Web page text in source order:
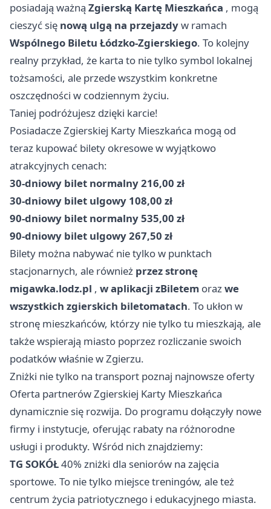
posiadają ważną Zgierską Kartę Mieszkańca , mogą
cieszyć się nową ulgą na przejazdyw ramach
Wspólnego Biletu Łódzko-Zgierskiego. To kolejny
realny przykład, że karta to nie tylko symbol lokalnej
tożsamości, ale przede wszystkim konkretne
oszczędności w codziennym życiu.
Taniej podróżujesz dzięki karcie!
Posiadacze Zgierskiej Karty Mieszkańca mogą od
teraz kupować bilety okresowe w wyjątkowo
atrakcyjnych cenach:
30-dniowy bilet normalny216,00 zł
30-dniowy bilet ulgowy 108,00 zł
90-dniowy bilet normalny535,00 zł
90-dniowy bilet ulgowy267,50 zł
Bilety można nabywać nie tylko w punktach
stacjonarnych, ale również przez stronę
migawka.lodz.pl , w aplikacji zBiletem orazwe
wszystkich zgierskich biletomatach. To ukłon w
stronę mieszkańców, którzy nie tylko tu mieszkają, ale
także wspierają miasto poprzez rozliczanie swoich
podatków właśnie w Zgierzu.
Zniżki nie tylko na transport poznaj najnowsze oferty
Oferta partnerów Zgierskiej Karty Mieszkańca
dynamicznie się rozwija. Do programu dołączyły nowe
firmy i instytucje, oferując rabaty na różnorodne
usługi i produkty. Wśród nich znajdziemy:
TG SOKÓŁ40% zniżki dla seniorów na zajęcia
sportowe. To nie tylko miejsce treningów, ale też
centrum życia patriotycznego i edukacyjnego miasta.